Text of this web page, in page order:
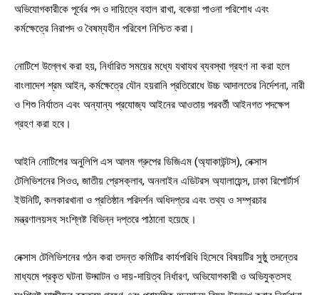
অভিযোগকারীকে পূর্বের পদ ও দায়িত্বে বহাল রাখা, বকেয়া পাওনা পরিশোধ এবং
কর্মক্ষেত্রে নিরাপদ ও বৈষম্যহীন পরিবেশ নিশ্চিত করা।
নোটিশে উল্লেখ করা হয়, নির্ধারিত সময়ের মধ্যে যথাযথ ব্যবস্থা গ্রহণ না করা হলে
বাংলাদেশ শ্রম আইন, কর্মক্ষেত্রে যৌন হয়রানি প্রতিরোধে উচ্চ আদালতের নির্দেশনা, নারী
ও শিশু নির্যাতন এবং অন্যান্য প্রযোজ্য আইনের আওতায় পরবর্তী আইনগত পদক্ষেপ
গ্রহণ করা হবে।
আইনি নোটিশের অনুলিপি এস আলম গ্রুপের ডিজিএম (অ্যাকাউন্টস), নেক্সাস
টেলিভিশনের সিওও, জাতীয় প্রেসক্লাব, অনলাইন এডিটরস অ্যালায়েন্স, ঢাকা রিপোর্টার্স
ইউনিটি, কলকারখানা ও প্রতিষ্ঠান পরিদর্শন অধিদপ্তর এবং তথ্য ও সম্প্রচার
মন্ত্রণালয়সহ সংশ্লিষ্ট বিভিন্ন দপ্তরে পাঠানো হয়েছে।
নেক্সাস টেলিভিশনের গঠন করা তদন্ত কমিটির কার্যপরিধি হিসেবে বিষয়টির সুষ্ঠু তদন্তের
মাধ্যমে প্রকৃত ঘটনা উদ্ঘাটন ও দায়-দায়িত্ব নির্ধারণ, অভিযোগকারী ও অভিযুক্তসহ